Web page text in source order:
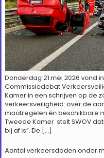
Donderdag 21 mei 2026 vond
Commissiedebat
Kamer in een schrijven op de
verkeersveiligheid: over de
maatregelen én beschikbare
Tweede Kamer stelt SWOV
bij af is”. De […]
Aantal verkeersdoden onder